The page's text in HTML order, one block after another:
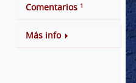
Comentarios 1
Más info